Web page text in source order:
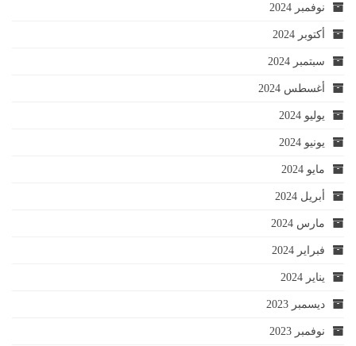
نوفمبر 2024
أكتوبر 2024
سبتمبر 2024
أغسطس 2024
يوليو 2024
يونيو 2024
مايو 2024
أبريل 2024
مارس 2024
فبراير 2024
يناير 2024
ديسمبر 2023
نوفمبر 2023